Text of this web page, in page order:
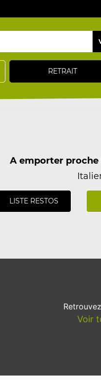
RETRAIT
A emporter proche
LISTE RESTOS
Voir